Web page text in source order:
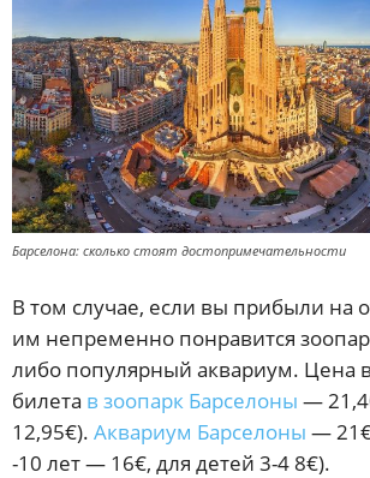
Барселона: сколько стоят достопримечательности
В том случае, если вы прибыли на
им непременно понравится
либо популярный аквариум. Цена
билета в зоопарк Барселоны —
12,95€). Аквариум Барселоны —
-10 лет — 16€, для детей 3-4 8€).